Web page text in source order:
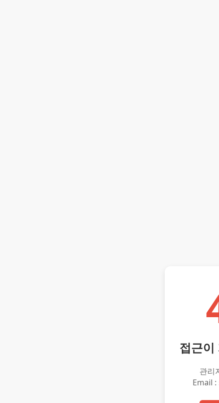
접근이
관리
Email